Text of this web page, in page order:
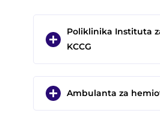
Poliklinika Instituta
KCCG
Ambulanta za